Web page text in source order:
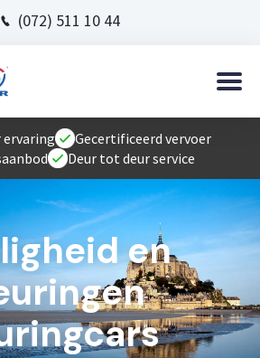
(072) 511 10 44
ervaring
Gecertificeerd vervoer
Deur tot deur service
en